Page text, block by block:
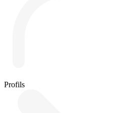
Profils